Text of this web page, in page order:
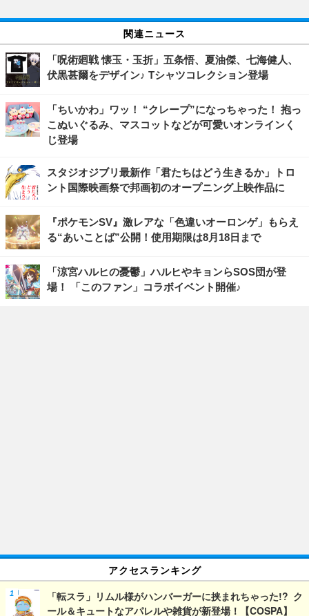
関連ニュース
「呪術廻戦 懐玉・玉折」五条悟、夏油傑、七海健人、
伏黒甚爾をデザイン♪ Tシャツコレクション登場
「ちいかわ」ワッ！ “クレープ”になっちゃった！ 抱っ
こぬいぐるみ、マスコットなどが可愛いオンラインく
じ登場
スタジオジブリ最新作「君たちはどう生きるか」トロ
ント国際映画祭で邦画初のオープニング上映作品に
『ポケモンSV』激レアな「色違いオーロンゲ」もらえ
る“あいことば”公開！使用期限は8月18日まで
「涼宮ハルヒの憂鬱」ハルヒやキョンらSOS団が登
場！ 「このファン」コラボイベント開催♪
アクセスランキング
「転スラ」リムル様がハンバーガーに挟まれちゃった!? ク
ール＆キュートなアパレルや雑貨が新登場！【COSPA】